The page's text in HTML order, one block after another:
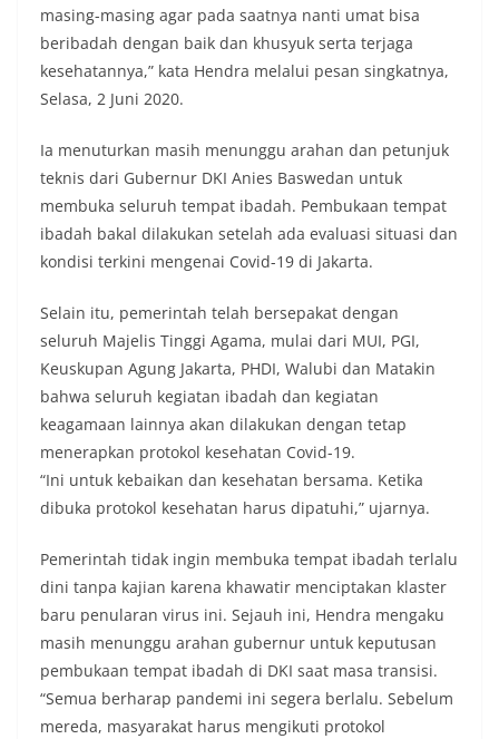
masing-masing agar pada saatnya nanti umat bisa
beribadah dengan baik dan khusyuk serta terjaga
kesehatannya,” kata Hendra melalui pesan singkatnya,
Selasa, 2 Juni 2020.
Ia menuturkan masih menunggu arahan dan petunjuk
teknis dari Gubernur DKI Anies Baswedan untuk
membuka seluruh tempat ibadah. Pembukaan tempat
ibadah bakal dilakukan setelah ada evaluasi situasi dan
kondisi terkini mengenai Covid-19 di Jakarta.
Selain itu, pemerintah telah bersepakat dengan
seluruh Majelis Tinggi Agama, mulai dari MUI, PGI,
Keuskupan Agung Jakarta, PHDI, Walubi dan Matakin
bahwa seluruh kegiatan ibadah dan kegiatan
keagamaan lainnya akan dilakukan dengan tetap
menerapkan protokol kesehatan Covid-19.
“Ini untuk kebaikan dan kesehatan bersama. Ketika
dibuka protokol kesehatan harus dipatuhi,” ujarnya.
Pemerintah tidak ingin membuka tempat ibadah terlalu
dini tanpa kajian karena khawatir menciptakan klaster
baru penularan virus ini. Sejauh ini, Hendra mengaku
masih menunggu arahan gubernur untuk keputusan
pembukaan tempat ibadah di DKI saat masa transisi.
“Semua berharap pandemi ini segera berlalu. Sebelum
mereda, masyarakat harus mengikuti protokol